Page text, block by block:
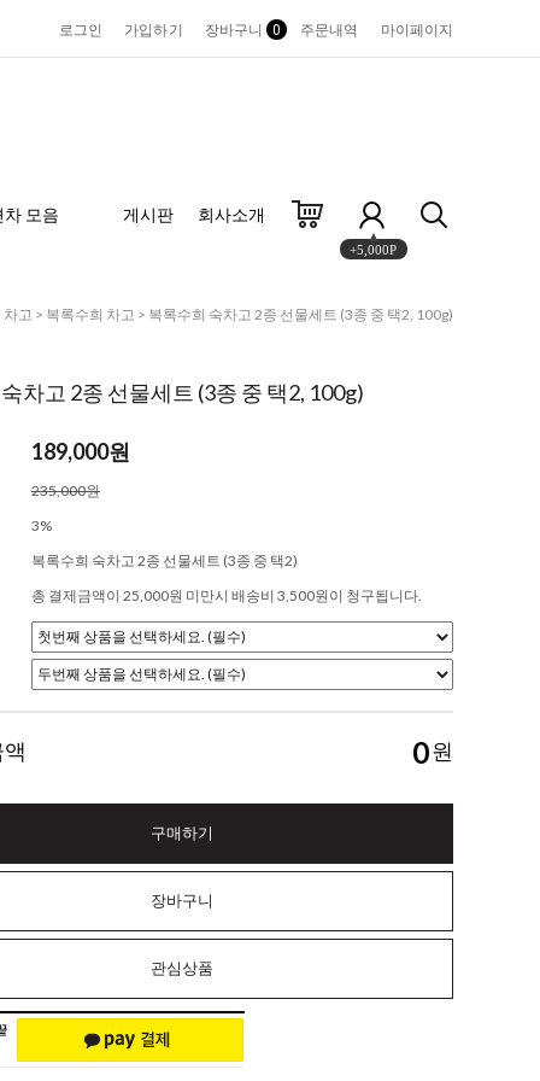
로그인 가입하기 장바구니 0 주문내역 마이페이지
차 모음 게시판 회사소개
+5,000P
차고 > 복록수희 차고 > 복록수희 숙차고 2종 선물세트 (3종 중 택2, 100g)
차고 2종 선물세트 (3종 중 택2, 100g)
189,000원
235,000원
3%
복록수희 숙차고 2종 선물세트 (3종 중 택2)
총 결제금액이 25,000원 미만시 배송비 3,500원이 청구됩니다.
0원
구매하기
장바구니
관심상품